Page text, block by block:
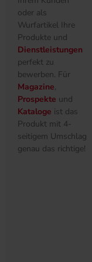
oder als
Wurfartikel Ihre
Produkte und
Dienstleistungen
perfekt zu
bewerben. Für
Magazine,
Prospekte und
Kataloge ist das
Produkt mit 4-
seitigem Umschlag
genau das richtige!